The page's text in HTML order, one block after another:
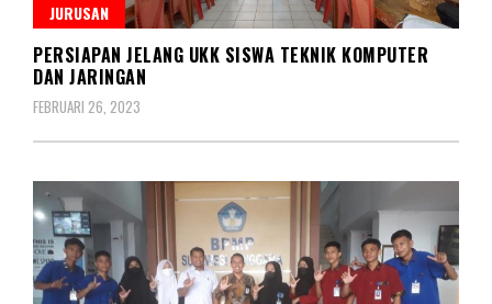
JURUSAN
PERSIAPAN JELANG UKK SISWA TEKNIK KOMPUTER
DAN JARINGAN
FEBRUARI 26, 2023